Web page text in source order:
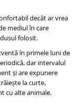
decât ar vrea
mediul în care
folosit.
în primele luni de
dar intervalul
și are expunere
la curte,
cu alte animale.